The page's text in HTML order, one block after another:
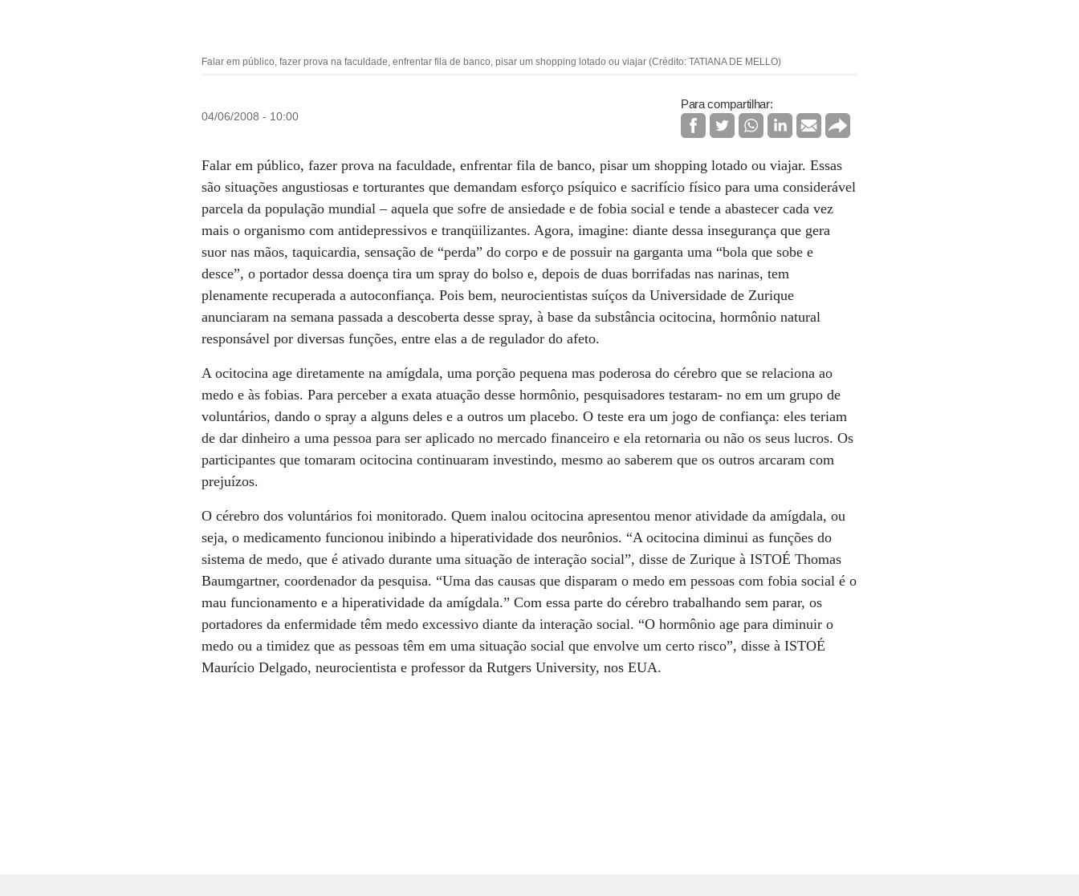
Falar em público, fazer prova na faculdade, enfrentar fila de banco, pisar um shopping lotado ou viajar (Crédito: TATIANA DE MELLO)
04/06/2008 - 10:00
Para compartilhar:
Falar em público, fazer prova na faculdade, enfrentar fila de banco, pisar um shopping lotado ou viajar. Essas
são situações angustiosas e torturantes que demandam esforço psíquico e sacrifício físico para uma considerável
parcela da população mundial – aquela que sofre de ansiedade e de fobia social e tende a abastecer cada vez
mais o organismo com antidepressivos e tranqüilizantes. Agora, imagine: diante dessa insegurança que gera
suor nas mãos, taquicardia, sensação de “perda” do corpo e de possuir na garganta uma “bola que sobe e
desce”, o portador dessa doença tira um spray do bolso e, depois de duas borrifadas nas narinas, tem
plenamente recuperada a autoconfiança. Pois bem, neurocientistas suíços da Universidade de Zurique
anunciaram na semana passada a descoberta desse spray, à base da substância ocitocina, hormônio natural
responsável por diversas funções, entre elas a de regulador do afeto.
A ocitocina age diretamente na amígdala, uma porção pequena mas poderosa do cérebro que se relaciona ao
medo e às fobias. Para perceber a exata atuação desse hormônio, pesquisadores testaram- no em um grupo de
voluntários, dando o spray a alguns deles e a outros um placebo. O teste era um jogo de confiança: eles teriam
de dar dinheiro a uma pessoa para ser aplicado no mercado financeiro e ela retornaria ou não os seus lucros. Os
participantes que tomaram ocitocina continuaram investindo, mesmo ao saberem que os outros arcaram com
prejuízos.
O cérebro dos voluntários foi monitorado. Quem inalou ocitocina apresentou menor atividade da amígdala, ou
seja, o medicamento funcionou inibindo a hiperatividade dos neurônios. “A ocitocina diminui as funções do
sistema de medo, que é ativado durante uma situação de interação social”, disse de Zurique à ISTOÉ Thomas
Baumgartner, coordenador da pesquisa. “Uma das causas que disparam o medo em pessoas com fobia social é o
mau funcionamento e a hiperatividade da amígdala.” Com essa parte do cérebro trabalhando sem parar, os
portadores da enfermidade têm medo excessivo diante da interação social. “O hormônio age para diminuir o
medo ou a timidez que as pessoas têm em uma situação social que envolve um certo risco”, disse à ISTOÉ
Maurício Delgado, neurocientista e professor da Rutgers University, nos EUA.